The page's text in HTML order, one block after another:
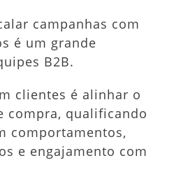
campanhas com
é um grande
B2B.
clientes é alinhar o
compra, qualificando
comportamentos,
e engajamento com